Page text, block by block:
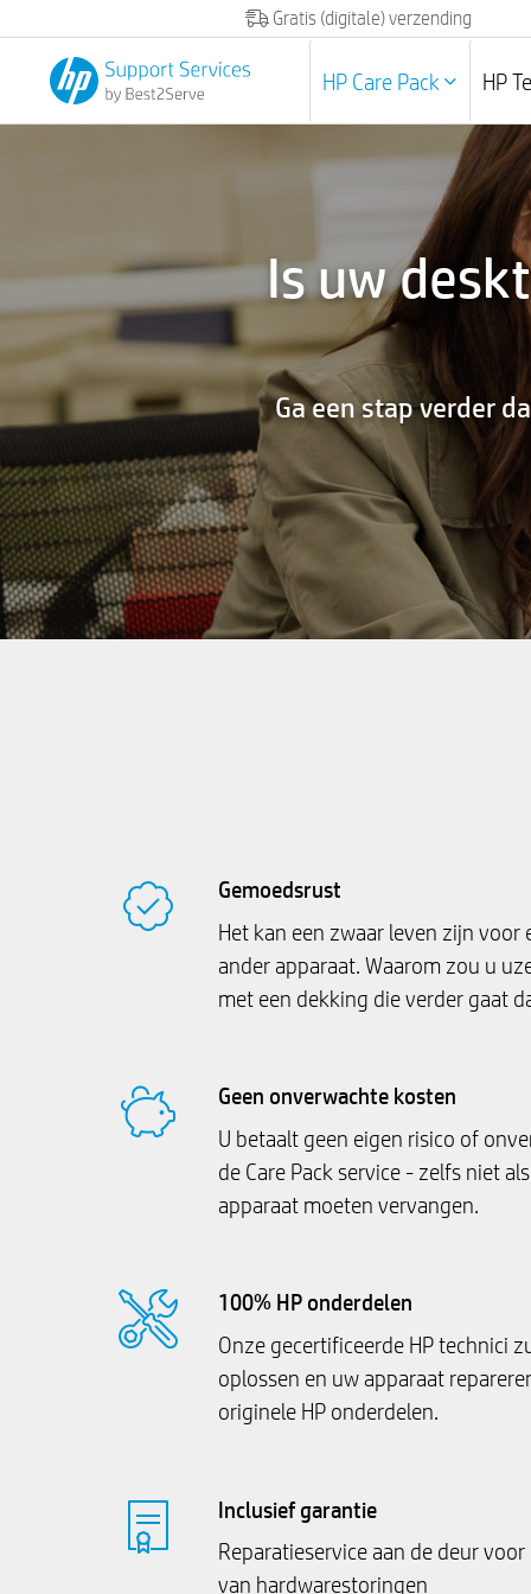
Gratis (digitale) verzending
HP Care Pack HP
Is uw
Ga een stap verder
Gemoedsrust
Het kan een zwaar leven zijn
ander apparaat. Waarom zou u
met een dekking die verder gaat
Geen onverwachte kosten
U betaalt geen eigen risico of
de Care Pack service - zelfs niet
apparaat moeten vervangen.
100% HP onderdelen
Onze gecertificeerde HP technici
oplossen en uw apparaat
originele HP onderdelen.
Inclusief garantie
Reparatieservice aan de deur
van hardwarestoringen